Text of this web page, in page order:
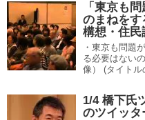
「東京も
のまねをす
構想・住民
・東京も問題
る必要はない
像） (タイト
1/4 橋下氏
のツイッタ